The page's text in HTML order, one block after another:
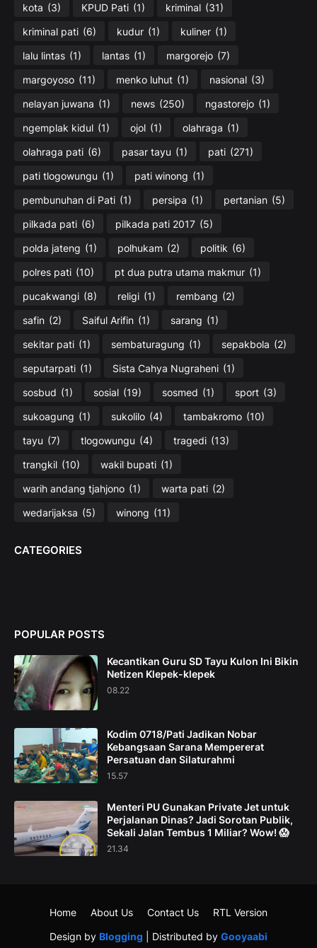
kota (3) KPUD Pati (1) kriminal (31)
kriminal pati (6) kudur (1) kuliner (1)
lalu lintas (1) lantas (1) margorejo (7)
margoyoso (11) menko luhut (1) nasional (3)
nelayan juwana (1) news (250) ngastorejo (1)
ngemplak kidul (1) ojol (1) olahraga (1)
olahraga pati (6) pasar tayu (1) pati (271)
pati tlogowungu (1) pati winong (1)
pembunuhan di Pati (1) persipa (1) pertanian (5)
pilkada pati (6) pilkada pati 2017 (5)
polda jateng (1) polhukam (2) politik (6)
polres pati (10) pt dua putra utama makmur (1)
pucakwangi (8) religi (1) rembang (2)
safin (2) Saiful Arifin (1) sarang (1)
sekitar pati (1) sembaturagung (1) sepakbola (2)
seputarpati (1) Sista Cahya Nugraheni (1)
sosbud (1) sosial (19) sosmed (1) sport (3)
sukoagung (1) sukolilo (4) tambakromo (10)
tayu (7) tlogowungu (4) tragedi (13)
trangkil (10) wakil bupati (1)
warih andang tjahjono (1) warta pati (2)
wedarijaksa (5) winong (11)
CATEGORIES
POPULAR POSTS
Kecantikan Guru SD Tayu Kulon Ini Bikin
Netizen Klepek-klepek
08.22
Kodim 0718/Pati Jadikan Nobar
Kebangsaan Sarana Mempererat
Persatuan dan Silaturahmi
15.57
Menteri PU Gunakan Private Jet untuk
Perjalanan Dinas? Jadi Sorotan Publik,
Sekali Jalan Tembus 1 Miliar? Wow! 😱
21.34
Design by Blogging | Distributed by Gooyaabi
Home About Us Contact Us RTL Version